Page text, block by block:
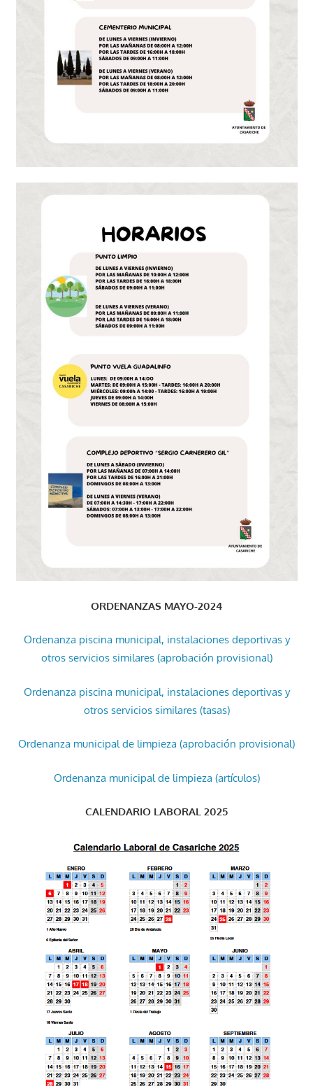
ORDENANZAS MAYO-2024
Ordenanza piscina municipal, instalaciones deportivas y
otros servicios similares (aprobación provisional)
Ordenanza piscina municipal, instalaciones deportivas y
otros servicios similares (tasas)
Ordenanza municipal de limpieza (aprobación provisional)
Ordenanza municipal de limpieza (artículos)
CALENDARIO LABORAL 2025